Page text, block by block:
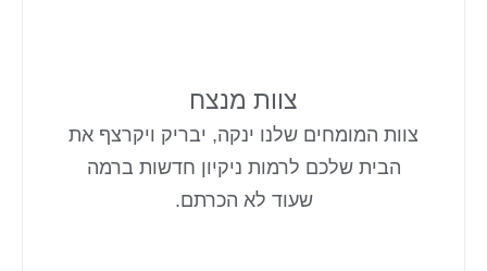
צוות מנצח
צוות המומחים שלנו ינקה, יבריק ויקרצף את
הבית שלכם לרמות ניקיון חדשות ברמה
שעוד לא הכרתם.